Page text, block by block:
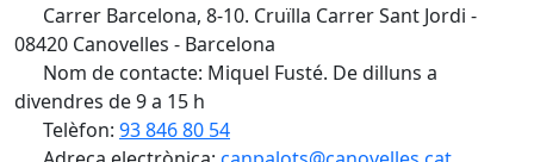
Carrer Barcelona, 8-10. Cruïlla Carrer Sant Jordi -
08420 Canovelles - Barcelona
Nom de contacte: Miquel Fusté. De dilluns a
divendres de 9 a 15 h
Telèfon: 93 846 80 54